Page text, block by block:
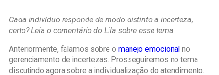
Cada indivíduo responde de modo distinto a incerteza,
certo? Leia o comentário do Lila sobre esse tema
Anteriormente, falamos sobre o manejo emocional no
gerenciamento de incertezas. Prosseguiremos no tema
discutindo agora sobre a individualização do atendimento.